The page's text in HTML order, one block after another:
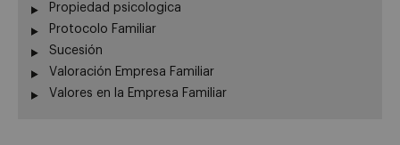
Propiedad psicologica
Protocolo Familiar
Sucesión
Valoración Empresa Familiar
Valores en la Empresa Familiar